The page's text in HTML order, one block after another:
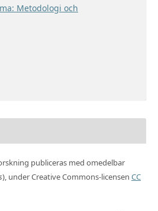
Metodologi och
publiceras med omedelbar
), under Creative Commons-licensen CC